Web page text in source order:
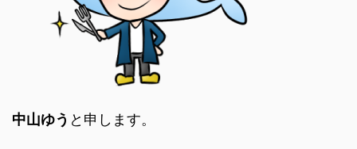
中山ゆう と申します。